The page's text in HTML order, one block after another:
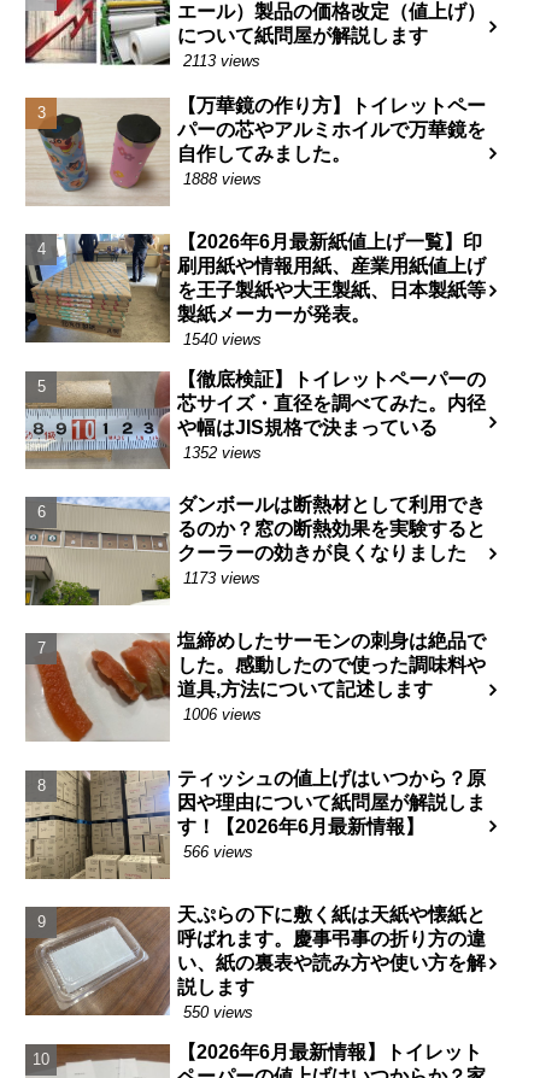
エール）製品の価格改定（値上げ）
について紙問屋が解説します
2113 views
【万華鏡の作り方】トイレットペー
パーの芯やアルミホイルで万華鏡を
自作してみました。
1888 views
【2026年6月最新紙値上げ一覧】印
刷用紙や情報用紙、産業用紙値上げ
を王子製紙や大王製紙、日本製紙等
製紙メーカーが発表。
1540 views
【徹底検証】トイレットペーパーの
芯サイズ・直径を調べてみた。内径
や幅はJIS規格で決まっている
1352 views
ダンボールは断熱材として利用でき
るのか？窓の断熱効果を実験すると
クーラーの効きが良くなりました
1173 views
塩締めしたサーモンの刺身は絶品で
した。感動したので使った調味料や
道具,方法について記述します
1006 views
ティッシュの値上げはいつから？原
因や理由について紙問屋が解説しま
す！【2026年6月最新情報】
566 views
天ぷらの下に敷く紙は天紙や懐紙と
呼ばれます。慶事弔事の折り方の違
い、紙の裏表や読み方や使い方を解
説します
550 views
【2026年6月最新情報】トイレット